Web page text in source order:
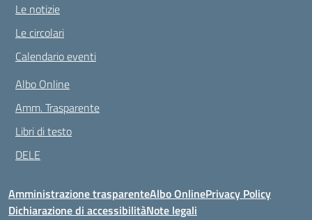
Le notizie
Le circolari
Calendario eventi
Albo Online
Amm. Trasparente
Libri di testo
DELE
Amministrazione trasparenteAlbo OnlinePrivacy Policy
Dichiarazione di accessibilitàNote legali